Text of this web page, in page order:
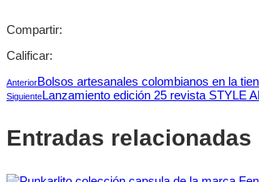
Compartir:
Calificar:
AnteriorBolsos artesanales colombianos en la
SiguienteLanzamiento edición 25 revista STYLE
Entradas relacionadas